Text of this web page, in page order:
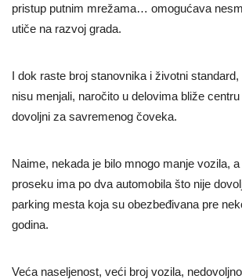
pristup putnim mrežama… omogućava
utiče na razvoj grada.
I dok raste broj stanovnika i životni
nisu menjali, naročito u delovima bliže
dovoljni za savremenog čoveka.
Naime, nekada je bilo mnogo manje vozila,
proseku ima po dva automobila što nije
parking mesta koja su obezbeđivana pre
godina.
Veća naseljenost, veći broj vozila,